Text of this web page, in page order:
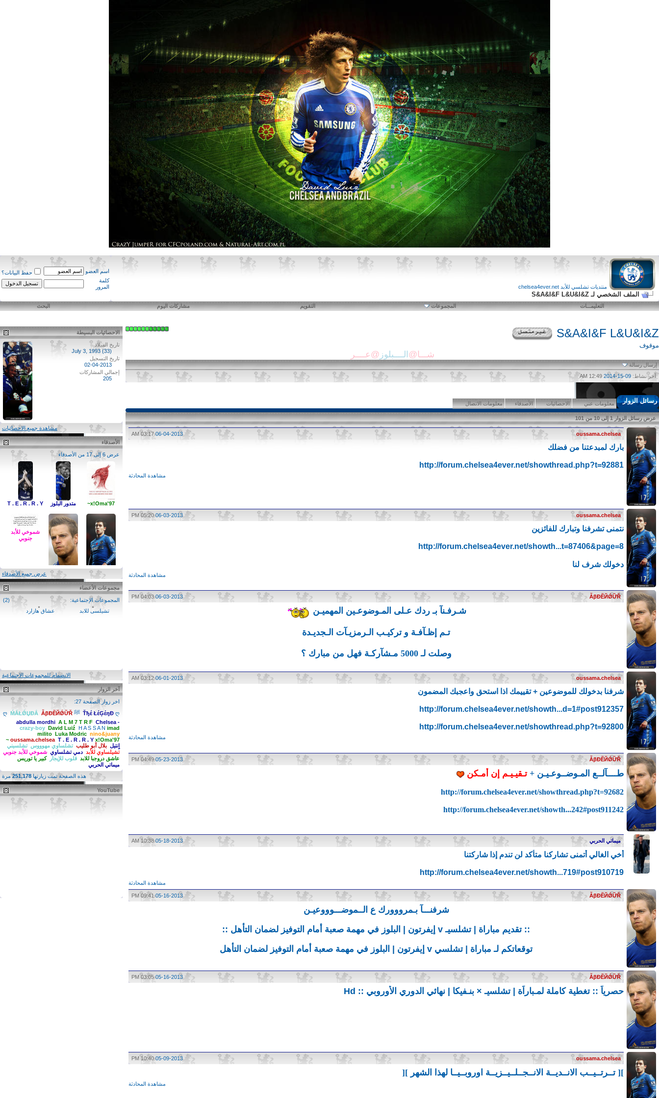
منتديات تشلسي للأبد chelsea4ever.net
الملف الشخصي لـ S&A&I&F L&U&I&Z
اسم العضو
حفظ البيانات؟
كلمة
المرور
التعليمـــات المجموعات التقويم مشاركات اليوم البحث
S&A&I&F L&U&I&Z
موقوف
شـــا@الــــبلوز @عــــر
إرسال رسالة
آخر نشاط:
12:49 AM
رسائل الزوار معلومات عني الاحصائيات الأصدقاء معلومات الاتصال
عرض رسائل الزوار 1 إلى 10من101
06-04-2013
03:17 AM oussama.chelsea
بارك لمبدعتنا من فضلك
http://forum.chelsea4ever.net/showthread.php?t=92881
مشاهدة المحادثة
06-03-2013
05:20 PM oussama.chelsea
نتمنى تشرفنا وتبارك للفائزين
http://forum.chelsea4ever.net/showth...t=87406&page=8
دخولك شرف لنا
مشاهدة المحادثة
06-03-2013
04:03 PM ẪβĐẼЙǾỮŘ
شـرفـنآ بـ ردك عـلى المـوضوعـين المهميـن
تـم إظـآفـة و تركيـب الـرمزيـآت الـجديـدة
وصلت لـ 5000 مـشآركـة فهل من مبارك ؟
06-01-2013
03:12 AM oussama.chelsea
شرفنا بدخولك للموضوعين + تقييمك اذا استحق واعجبك المضمون
http://forum.chelsea4ever.net/showth...d=1#post912357
http://forum.chelsea4ever.net/showthread.php?t=92800
مشاهدة المحادثة
05-23-2013
04:49 PM ẪβĐẼЙǾỮŘ
طــــآلــع المـوضــوعـيـن +تـقيـيـم إن أمـكن
http://forum.chelsea4ever.net/showthread.php?t=92682
http://forum.chelsea4ever.net/showth...242#post911242
05-18-2013
10:38 AM ميماتي الحربي
أخي الغالي أتمنى تشاركنا متأكد لن تندم إذا شاركتنا
http://forum.chelsea4ever.net/showth...719#post910719
مشاهدة المحادثة
05-16-2013
09:41 PM ẪβĐẼЙǾỮŘ
شرفنـــآ بـمرووورك ع الــموضـــوووعيـن
:: تقديم مباراة | تشلسيـ v إيفرتون | البلوز في مهمة صعبة أمام التوفيز لضمان التأهل ::
توقعاتكم لـ مباراة | تشلسي v إيفرتون | البلوز في مهمة صعبة أمام التوفيز لضمان التأهل
05-16-2013
03:05 PM ẪβĐẼЙǾỮŘ
حصرياً :: تغطية كاملة لمـباراَة | تشلسيـ × بنـفيكا | نهائي الدوري الأوروبي :: Hd
05-09-2013
10:40 PM oussama.chelsea
][ تــرتــيــب الانــديــة الانــجــلــيــزيــة اوروبــيــا لهذا الشهر ][
مشاهدة المحادثة
الاحصائيات البسيطة
تاريخ الميلاد
July 3, 1993 (33)
تاريخ التسجيل
02-04-2013
إجمالي المشاركات
205
مشاهدة جميع الاحصائيات
الأصدقاء
عرض 6 إلى 17 من الأصدقاء
x!Oma'97~ متدور البلوز T . E . R . R . Y
oussama.chelsea
ẪβĐẼЙǾỮŘ
شموخي للأبد
جنوبي
عرض جميع الأصدقاء
مجموعات الأعضاء
(2)
المجموعات الإجتماعية:
تشيلسى للابد
عشاق هازارد
الانضمام للمجموعات الاجتماعية
آخر الزوار
اخر زوار الصفحة 27:
Ťђέ ŁέĢέŋĐ ღ ﷺ ღ ḾẮŁǾЏĐẮ ẪβĐẼЙǾỮŘ
abdulla mordhi A L M 7 T R F Chelsea -
crazy-boy David Luiź H A S S A N imad
milito Luka Modric nino&juany
oussama.chelsea T . E . R . R . Y x!Oma'97~
اٍنتيل بلال أبو طليب تشلساوي مهوووس تشلسيني
تشيلساوي للأبد دمي تشلساوي شموخي للأبد جنوبي
عاشق دروجبا للابد قلوب للإيجار
كبير يا توريس
ميماتي الحربي
هذه الصفحة تمت زيارتها 251,178مرة
YouTube